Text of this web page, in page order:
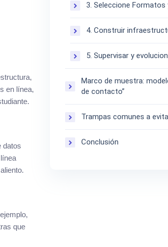
en línea,
datos
que
3. Seleccione Formatos
4. Construir
5. Supervisar y
Marco de muestra:
de contacto”
Trampas comunes a
Conclusión